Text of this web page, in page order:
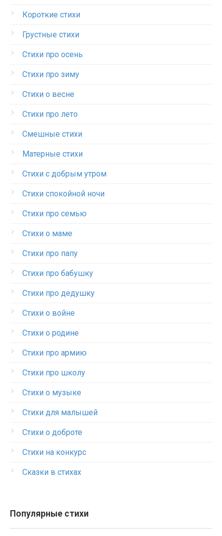
Короткие стихи
Грустные стихи
Стихи про осень
Стихи про зиму
Стихи о весне
Стихи про лето
Смешные стихи
Матерные стихи
Стихи с добрым утром
Стихи спокойной ночи
Стихи про семью
Стихи о маме
Стихи про папу
Стихи про бабушку
Стихи про дедушку
Стихи о войне
Стихи о родине
Стихи про армию
Стихи про школу
Стихи о музыке
Стихи для малышей
Стихи о доброте
Стихи на конкурс
Сказки в стихах
Популярные стихи